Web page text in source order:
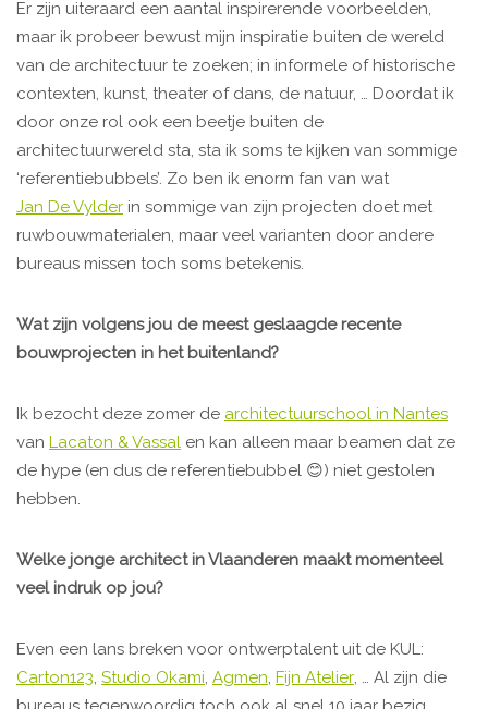
Er zijn uiteraard een aantal inspirerende voorbeelden,
maar ik probeer bewust mijn inspiratie buiten de wereld
van de architectuur te zoeken; in informele of historische
contexten, kunst, theater of dans, de natuur, … Doordat ik
door onze rol ook een beetje buiten de
architectuurwereld sta, sta ik soms te kijken van sommige
‘referentiebubbels’. Zo ben ik enorm fan van wat
Jan De Vylder in sommige van zijn projecten doet met
ruwbouwmaterialen, maar veel varianten door andere
bureaus missen toch soms betekenis.
Wat zijn volgens jou de meest geslaagde recente
bouwprojecten in het buitenland?
Ik bezocht deze zomer de architectuurschool in Nantes
van Lacaton & Vassal en kan alleen maar beamen dat ze
de hype (en dus de referentiebubbel 😊) niet gestolen
hebben.
Welke jonge architect in Vlaanderen maakt momenteel
veel indruk op jou?
Even een lans breken voor ontwerptalent uit de KUL:
Carton123, Studio Okami, Agmen, Fijn Atelier, … Al zijn die